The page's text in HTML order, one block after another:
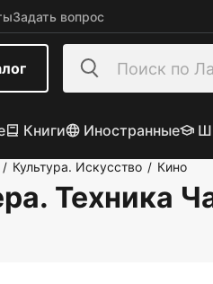
Задать вопрос
Книги Иностранные
/ Культура. Искусство / Кино
Техника